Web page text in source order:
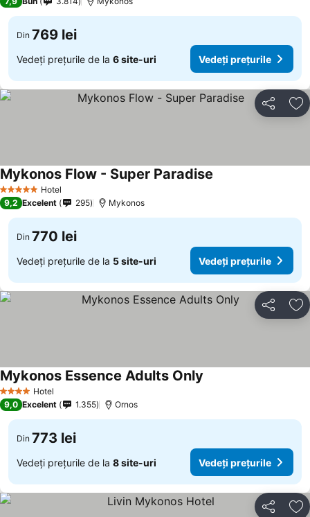
Din 769 lei
Vedeți prețurile de la 6 site-uri Vedeți prețurile
Distribuiți
5 Stele Hotel
Mykonos Flow - Super Paradise
9,2 Excelent 295 Mykonos
Din 770 lei
Vedeți prețurile de la 5 site-uri Vedeți prețurile
Distribuiți
4 Stele Hotel
Mykonos Essence Adults Only
9,0 Excelent 1.355 Ornos
Din 773 lei
Vedeți prețurile de la 8 site-uri Vedeți prețurile
Distribuiți